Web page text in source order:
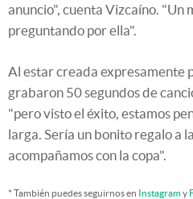
anuncio", cuenta Vizcaíno. "Un
preguntando por ella".
Al estar creada expresamente
grabaron 50 segundos de
"pero visto el éxito, estamos
larga. Sería un bonito regalo a
acompañamos con la copa".
* También puedes seguirnos en Instagramy